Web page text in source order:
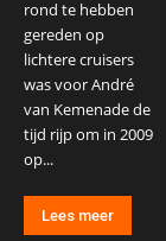
rond te hebben
gereden op
lichtere cruisers
was voor André
van Kemenade de
tijd rijp om in 2009
op...
Lees meer